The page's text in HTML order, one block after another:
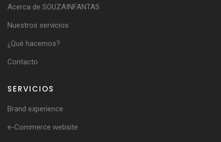
Acerca de SOUZAINFANTAS
Nuestros servicios
¿Qué hacemos?
Contacto
SERVICIOS
Brand experience
e-Commerce website